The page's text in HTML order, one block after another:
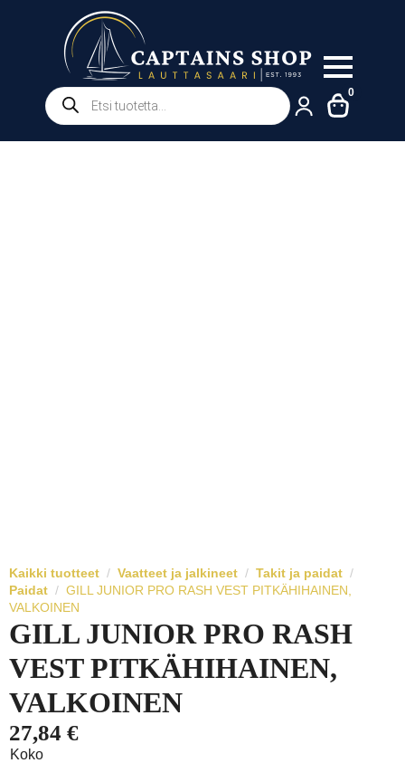
Products
search
0
Kaikki tuotteet Vaatteet ja jalkineet
Takit ja paidat
Paidat
GILL JUNIOR PRO RASH VEST PITKÄHIHAINEN,
VALKOINEN
GILL JUNIOR PRO RASH
VEST PITKÄHIHAINEN,
VALKOINEN
27,84 €
Koko